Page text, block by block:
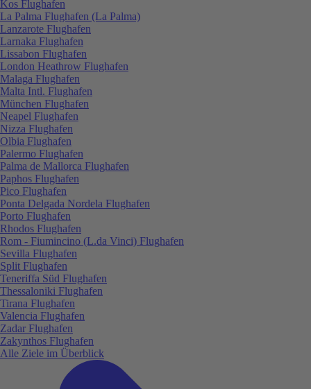
Kos Flughafen
La Palma Flughafen (La Palma)
Lanzarote Flughafen
Larnaka Flughafen
Lissabon Flughafen
London Heathrow Flughafen
Malaga Flughafen
Malta Intl. Flughafen
München Flughafen
Neapel Flughafen
Nizza Flughafen
Olbia Flughafen
Palermo Flughafen
Palma de Mallorca Flughafen
Paphos Flughafen
Pico Flughafen
Ponta Delgada Nordela Flughafen
Porto Flughafen
Rhodos Flughafen
Rom - Fiumincino (L.da Vinci) Flughafen
Sevilla Flughafen
Split Flughafen
Teneriffa Süd Flughafen
Thessaloniki Flughafen
Tirana Flughafen
Valencia Flughafen
Zadar Flughafen
Zakynthos Flughafen
Alle Ziele im Überblick